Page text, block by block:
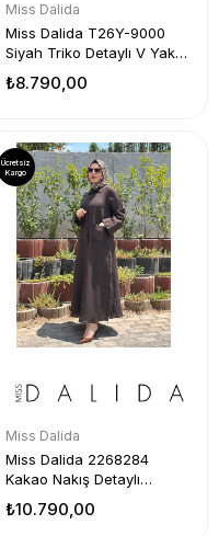
Miss Dalida
Miss Dalida T26Y-9000
Siyah Triko Detaylı V Yaka
₺8.790,00
Miss Dalida
Miss Dalida 2268284
Kakao Nakış Detaylı
₺10.790,00
Ücretsiz
Kargo